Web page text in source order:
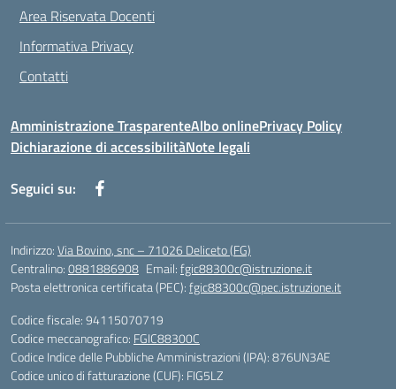
Area Riservata Docenti
Informativa Privacy
Contatti
Amministrazione TrasparenteAlbo onlinePrivacy Policy
Dichiarazione di accessibilitàNote legali
Seguici su:
Indirizzo:Via Bovino, snc – 71026 Deliceto (FG)
Centralino:0881886908 Email:fgic88300c@istruzione.it
Posta elettronica certificata (PEC):fgic88300c@pec.istruzione.it
Codice fiscale: 94115070719
Codice meccanografico: FGIC88300C
Codice Indice delle Pubbliche Amministrazioni (IPA): 876UN3AE
Codice unico di fatturazione (CUF): FIG5LZ